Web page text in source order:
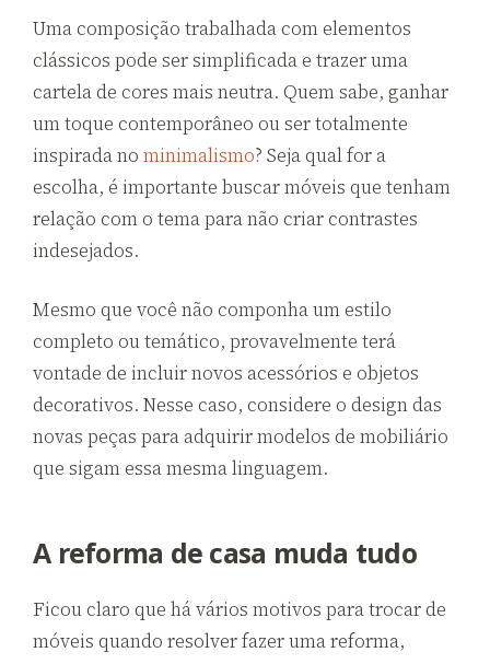
Uma composição trabalhada com elementos
clássicos pode ser simplificada e trazer uma
cartela de cores mais neutra. Quem sabe, ganhar
um toque contemporâneo ou ser totalmente
inspirada no minimalismo? Seja qual for a
escolha, é importante buscar móveis que tenham
relação com o tema para não criar contrastes
indesejados.
Mesmo que você não componha um estilo
completo ou temático, provavelmente terá
vontade de incluir novos acessórios e objetos
decorativos. Nesse caso, considere o design das
novas peças para adquirir modelos de mobiliário
que sigam essa mesma linguagem.
A reforma de casa muda tudo
Ficou claro que há vários motivos para trocar de
móveis quando resolver fazer uma reforma,